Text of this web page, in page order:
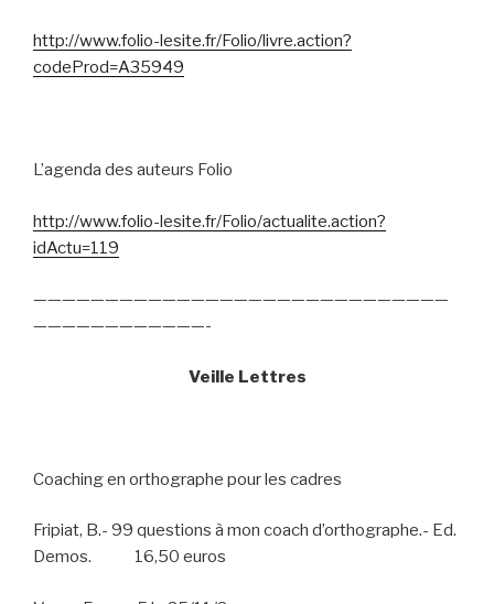
http://www.folio-lesite.fr/Folio/livre.action?
codeProd=A35949
L’agenda des auteurs Folio
http://www.folio-lesite.fr/Folio/actualite.action?
idActu=119
—————————————————————————————
————————————-
Veille Lettres
Coaching en orthographe pour les cadres
Fripiat, B.- 99 questions à mon coach d’orthographe.- Ed.
Demos.
16,50 euros